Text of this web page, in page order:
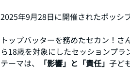
2025年9月28日に開催されたポッシ
トップバッターを務めたセカン！
ら18歳を対象にしたセッションプラ
テーマは、
「影響」と「責任」子ど